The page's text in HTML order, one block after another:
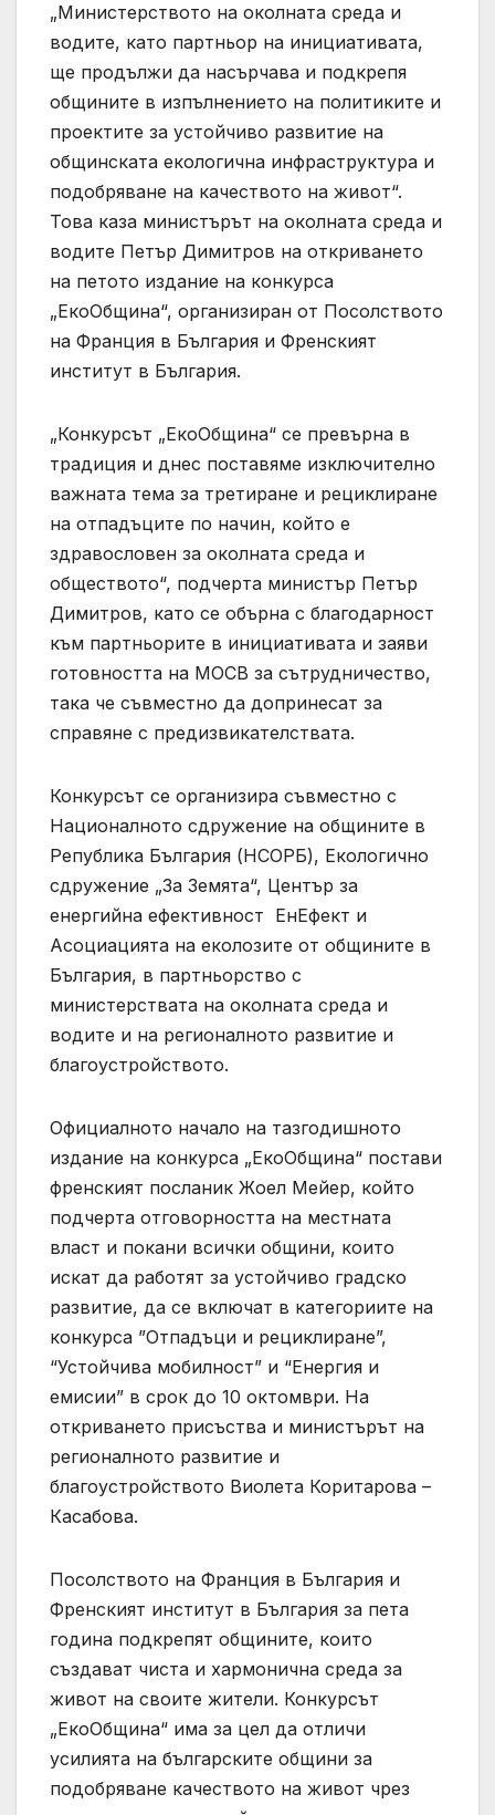
„Министерството на околната среда и
водите, като партньор на инициативата,
ще продължи да насърчава и подкрепя
общините в изпълнението на политиките и
проектите за устойчиво развитие на
общинската екологична инфраструктура и
подобряване на качеството на живот“.
Това каза министърът на околната среда и
водите Петър Димитров на откриването
на петото издание на конкурса
„ЕкоОбщина“, организиран от Посолството
на Франция в България и Френският
институт в България.
„Конкурсът „ЕкоОбщина“ се превърна в
традиция и днес поставяме изключително
важната тема за третиране и рециклиране
на отпадъците по начин, който е
здравословен за околната среда и
обществото“, подчерта министър Петър
Димитров, като се обърна с благодарност
към партньорите в инициативата и заяви
готовността на МОСВ за сътрудничество,
така че съвместно да допринесат за
справяне с предизвикателствата.
Конкурсът се организира съвместно с
Националното сдружение на общините в
Република България (НСОРБ), Екологично
сдружение „За Земята“, Център за
енергийна ефективност ЕнЕфект и
Асоциацията на еколозите от общините в
България, в партньорство с
министерствата на околната среда и
водите и на регионалното развитие и
благоустройството.
Официалното начало на тазгодишното
издание на конкурса „ЕкоОбщина“ постави
френският посланик Жоел Мейер, който
подчерта отговорността на местната
власт и покани всички общини, които
искат да работят за устойчиво градско
развитие, да се включат в категориите на
конкурса ”Отпадъци и рециклиране”,
“Устойчива мобилност” и “Енергия и
емисии” в срок до 10 октомври. На
откриването присъства и министърът на
регионалното развитие и
благоустройството Виолета Коритарова –
Касабова.
Посолството на Франция в България и
Френският институт в България за пета
година подкрепят общините, които
създават чиста и хармонична среда за
живот на своите жители. Конкурсът
„ЕкоОбщина“ има за цел да отличи
усилията на българските общини за
подобряване качеството на живот чрез